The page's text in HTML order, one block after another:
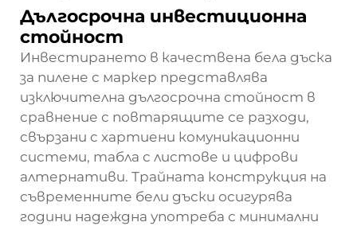
Дългосрочна инвестиционна
стойност
Инвестирането в качествена бела дъска
за пилене с маркер представлява
изключителна дългосрочна стойност в
сравнение с повтарящите се разходи,
свързани с хартиени комуникационни
системи, табла с листове и цифрови
алтернативи. Трайната конструкция на
съвременните бели дъски осигурява
години надеждна употреба с минимални